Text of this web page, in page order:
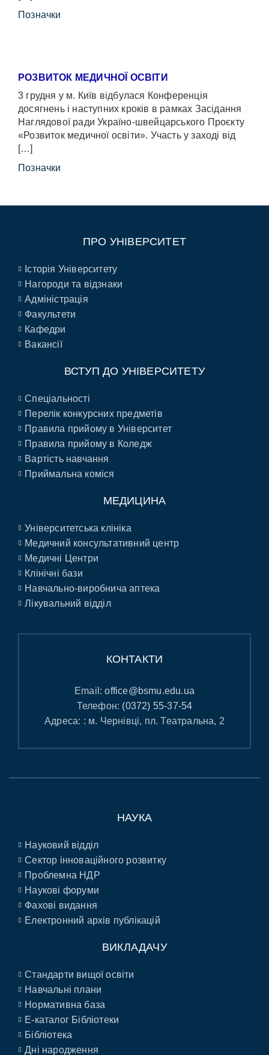
Позначки
РОЗВИТОК МЕДИЧНОЇ ОСВІТИ
3 грудня у м. Київ відбулася Конференція
досягнень і наступних кроків в рамках Засідання
Наглядової ради Україно-швейцарського Проєкту
«Розвиток медичної освіти». Участь у заході від
[…]
Позначки
ПРО УНІВЕРСИТЕТ
Історія Університету
Нагороди та відзнаки
Адміністрація
Факультети
Кафедри
Вакансії
ВСТУП ДО УНІВЕРСИТЕТУ
Спеціальності
Перелік конкурсних предметів
Правила прийому в Університет
Правила прийому в Коледж
Вартість навчання
Приймальна коміся
МЕДИЦИНА
Університетська клініка
Медичний консультативний центр
Медичні Центри
Клінічні бази
Навчально-виробнича аптека
Лікувальний відділ
КОНТАКТИ
Email:office@bsmu.edu.ua
Телефон: (0372) 55-37-54
Адреса: : м. Чернівці, пл. Театральна, 2
НАУКА
Науковий відділ
Сектор інноваційного розвитку
Проблемна НДР
Наукові форуми
Фахові видання
Електронний архів публікацій
ВИКЛАДАЧУ
Стандарти вищої освіти
Навчальні плани
Нормативна база
E-каталог Бібліотеки
Бібліотека
Дні народження